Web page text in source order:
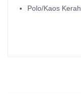
Polo/Kaos Kerah